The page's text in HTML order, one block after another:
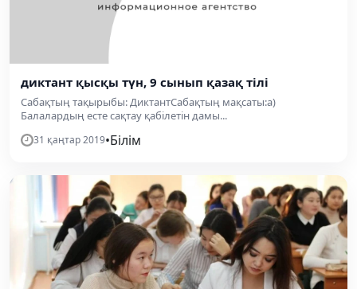
диктант қысқы түн, 9 сынып қазақ тілі
Cабақтың тақырыбы: ДиктантСабақтың мақсаты:а)
Балалардың есте сақтау қабілетін дамы...
31 қаңтар 2019•Білім